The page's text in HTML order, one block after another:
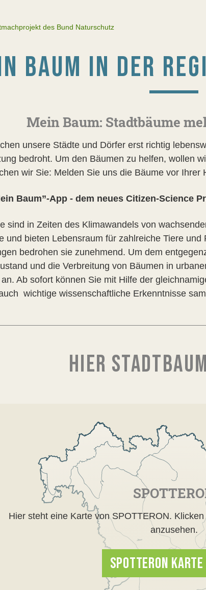
des Bund Naturschutz
BAUM IN DER
Mein Baum: Stadtbäume
unsere Städte und Dörfer erst richtig
bedroht. Um den Bäumen zu helfen, wollen
wir Sie: Melden Sie uns die Bäume vor Ihrer
Baum”-App - dem neues Citizen-Science
sind in Zeiten des Klimawandels von
und bieten Lebensraum für zahlreiche Tiere
bedrohen sie zunehmend. Um dem
und die Verbreitung von Bäumen in
Ab sofort können Sie mit Hilfe der
wichtige wissenschaftliche Erkenntnisse
HIER
Hier steht eine Karte von SPOTTERON.
anzusehen.
SPOTTERON